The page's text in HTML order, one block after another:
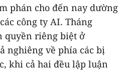
phán cho đến nay dường
công ty AI. Tháng
quyền riêng biệt ở
nghiêng về phía các bị
khi cả hai đều lập luận